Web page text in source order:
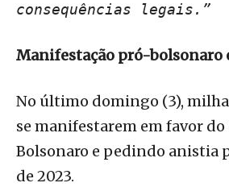
consequências legais.”
Manifestação pró-bolsonaro
No último domingo (3),
se manifestarem em favor
Bolsonaro e pedindo anistia
de 2023.